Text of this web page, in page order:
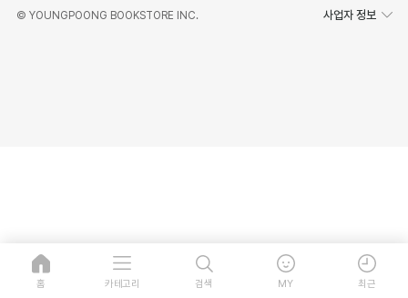
© YOUNGPOONG BOOKSTORE INC. 사업자 정보
홈 카테고리 검색 MY 최근